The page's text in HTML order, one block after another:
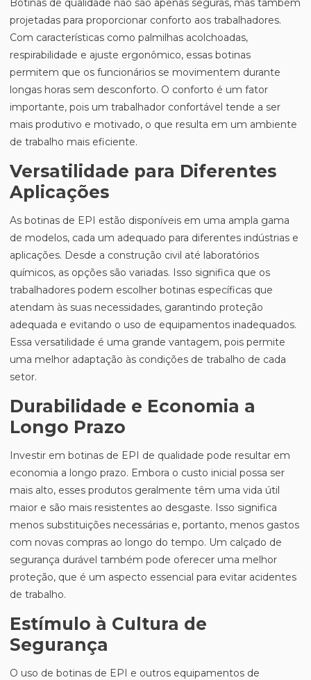
Botinas de qualidade não são apenas seguras, mas também
projetadas para proporcionar conforto aos trabalhadores.
Com características como palmilhas acolchoadas,
respirabilidade e ajuste ergonômico, essas botinas
permitem que os funcionários se movimentem durante
longas horas sem desconforto. O conforto é um fator
importante, pois um trabalhador confortável tende a ser
mais produtivo e motivado, o que resulta em um ambiente
de trabalho mais eficiente.
Versatilidade para Diferentes
Aplicações
As botinas de EPI estão disponíveis em uma ampla gama
de modelos, cada um adequado para diferentes indústrias e
aplicações. Desde a construção civil até laboratórios
químicos, as opções são variadas. Isso significa que os
trabalhadores podem escolher botinas específicas que
atendam às suas necessidades, garantindo proteção
adequada e evitando o uso de equipamentos inadequados.
Essa versatilidade é uma grande vantagem, pois permite
uma melhor adaptação às condições de trabalho de cada
setor.
Durabilidade e Economia a
Longo Prazo
Investir em botinas de EPI de qualidade pode resultar em
economia a longo prazo. Embora o custo inicial possa ser
mais alto, esses produtos geralmente têm uma vida útil
maior e são mais resistentes ao desgaste. Isso significa
menos substituições necessárias e, portanto, menos gastos
com novas compras ao longo do tempo. Um calçado de
segurança durável também pode oferecer uma melhor
proteção, que é um aspecto essencial para evitar acidentes
de trabalho.
Estímulo à Cultura de
Segurança
O uso de botinas de EPI e outros equipamentos de